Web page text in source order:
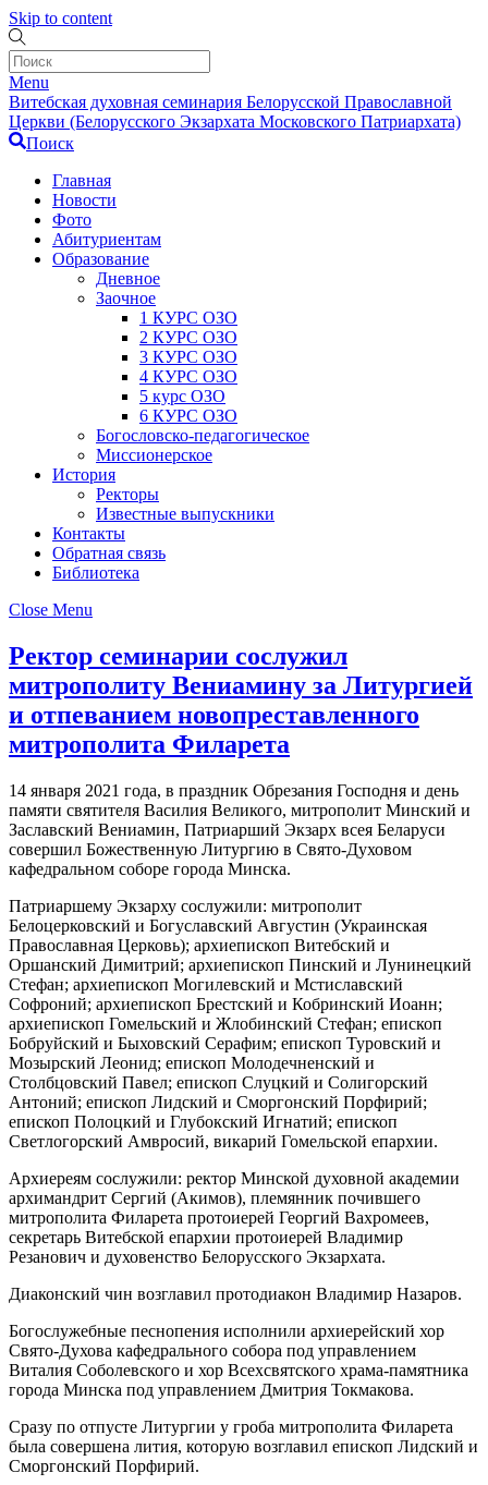
Skip to content
Menu
Витебская духовная семинария Белорусской Православной
Церкви (Белорусского Экзархата Московского Патриархата)
Поиск
Главная
Новости
Фото
Абитуриентам
Образование
Дневное
Заочное
1 КУРС ОЗО
2 КУРС ОЗО
3 КУРС ОЗО
4 КУРС ОЗО
5 курс ОЗО
6 КУРС ОЗО
Богословско-педагогическое
Миссионерское
История
Ректоры
Известные выпускники
Контакты
Обратная связь
Библиотека
Close Menu
Ректор семинарии сослужил
митрополиту Вениамину за Литургией
и отпеванием новопреставленного
митрополита Филарета
14 января 2021 года, в праздник Обрезания Господня и день
памяти святителя Василия Великого, митрополит Минский и
Заславский Вениамин, Патриарший Экзарх всея Беларуси
совершил Божественную Литургию в Свято-Духовом
кафедральном соборе города Минска.
Патриаршему Экзарху сослужили: митрополит
Белоцерковский и Богуславский Августин (Украинская
Православная Церковь); архиепископ Витебский и
Оршанский Димитрий; архиепископ Пинский и Лунинецкий
Стефан; архиепископ Могилевский и Мстиславский
Софроний; архиепископ Брестский и Кобринский Иоанн;
архиепископ Гомельский и Жлобинский Стефан; епископ
Бобруйский и Быховский Серафим; епископ Туровский и
Мозырский Леонид; епископ Молодечненский и
Столбцовский Павел; епископ Слуцкий и Солигорский
Антоний; епископ Лидский и Сморгонский Порфирий;
епископ Полоцкий и Глубокский Игнатий; епископ
Светлогорский Амвросий, викарий Гомельской епархии.
Архиереям сослужили: ректор Минской духовной академии
архимандрит Сергий (Акимов), племянник почившего
митрополита Филарета протоиерей Георгий Вахромеев,
секретарь Витебской епархии протоиерей Владимир
Резанович и духовенство Белорусского Экзархата.
Диаконский чин возглавил протодиакон Владимир Назаров.
Богослужебные песнопения исполнили архиерейский хор
Свято-Духова кафедрального собора под управлением
Виталия Соболевского и хор Всехсвятского храма-памятника
города Минска под управлением Дмитрия Токмакова.
Сразу по отпусте Литургии у гроба митрополита Филарета
была совершена лития, которую возглавил епископ Лидский и
Сморгонский Порфирий.